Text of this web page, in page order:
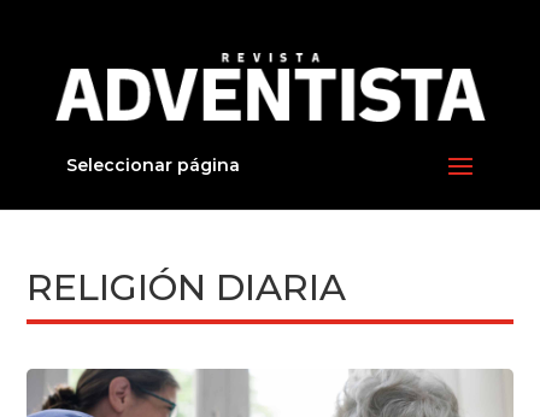
Seleccionar página
RELIGIÓN DIARIA